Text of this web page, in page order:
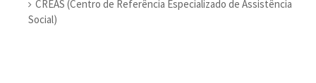
CREAS (Centro de Referência Especializado de Assistência
Social)